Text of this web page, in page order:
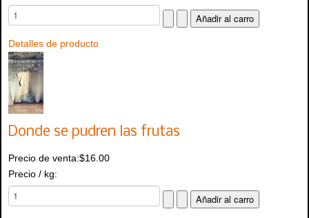
Detalles de producto
Donde se pudren las frutas
Precio de venta:$16.00
Precio / kg: